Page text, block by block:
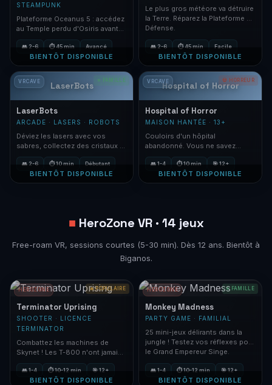
STEAMPUNK
Plateforme Oceanus 5 : accédez
au Temple perdu d'Osiris avant
que l'oxygène ne s'épuise.
👥 2-6 ⏱ 45 min Avancé
BIENTÔT DISPONIBLE
Le plus gros météore va détruire
la Terre. Réparez la Plateforme de
Défense.
👥 2-6 ⏱ 45 min Facile
BIENTÔT DISPONIBLE
LaserBots
VRCAVE ⭐ FAMILLE
LaserBots
ARCADE · LASERS · ROBOTS
Déviez les lasers avec vos
sabres, collectez des cristaux et
détruisez les robots ! Arcade
familial.
👥 2-6 ⏱ 10 min Débutant
BIENTÔT DISPONIBLE
Hospital of Horror
VRCAVE 💀 HORREUR
Hospital of Horror
MAISON HANTÉE · 13+
Couloirs d'un hôpital
abandonné. Vous ne savez
jamais ce qui se cache au
prochain tournant.
👥 1-4 ⏱ 10 min 🎯 12+
BIENTÔT DISPONIBLE
■ HeroZone VR · 14 jeux
Free-roam VR, sessions courtes (5-30 min). Dès 12 ans. Bientôt à
Biganos.
HEROZONE 🔥 POPULAIRE
Terminator Uprising
SHOOTER · LICENCE
TERMINATOR
Combattez les machines de
Skynet ! Les T-800 n'ont jamais
été aussi terrifiants en VR.
👥 1-4 ⏱ 10-12 min 🎯 12+
BIENTÔT DISPONIBLE
HEROZONE ⭐ FAMILLE
Monkey Madness
PARTY GAME · FAMILIAL
25 mini-jeux délirants dans la
jungle ! Testez vos réflexes pour
le Grand Empereur Singe.
👥 1-4 ⏱ 10-12 min 🎯 12+
BIENTÔT DISPONIBLE